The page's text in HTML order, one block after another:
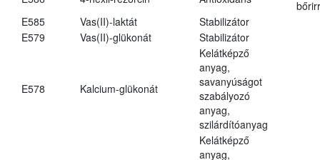
E585
Vas(II)-laktát
Stabilizátor
E579
Vas(II)-glükonát Stabilizátor
E578 Kalcium-glükonát
Kelátképző
anyag,
savanyúságot
szabályozó
anyag,
szilárdítóanyag
Kelátképző
anyag,